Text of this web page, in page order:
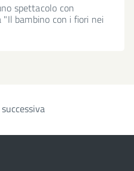
spettacolo con
bambino con i fiori nei